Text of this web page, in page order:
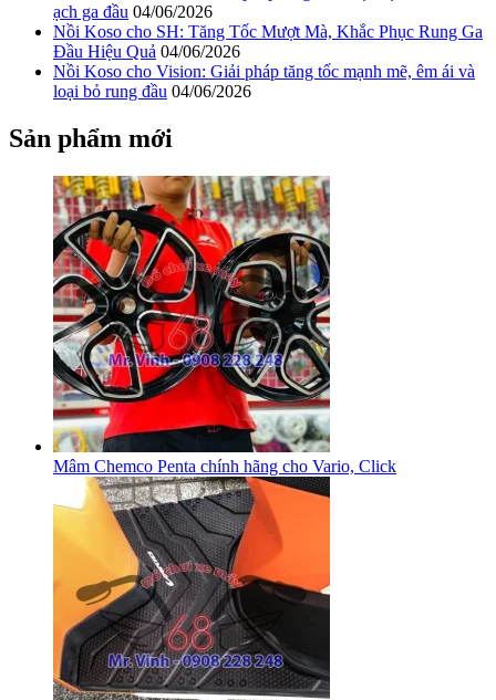
ạch ga đầu 04/06/2026
Nồi Koso cho SH: Tăng Tốc Mượt Mà, Khắc Phục Rung Ga
Đầu Hiệu Quả 04/06/2026
Nồi Koso cho Vision: Giải pháp tăng tốc mạnh mẽ, êm ái và
loại bỏ rung đầu 04/06/2026
Sản phẩm mới
Mâm Chemco Penta chính hãng cho Vario, Click